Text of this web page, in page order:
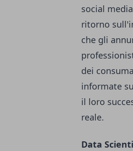
social
ritorno
che gli
dei
informate
il loro
reale.
Data